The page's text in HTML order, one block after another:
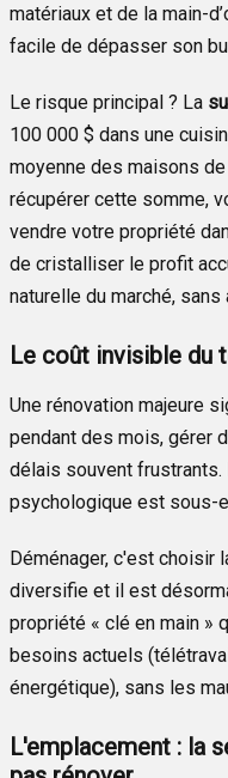
matériaux et de la main-
facile de dépasser son
Le risque principal ? La
100 000 $ dans une
moyenne des maisons
récupérer cette somme,
vendre votre propriété
de cristalliser le profit
naturelle du marché,
Le coût invisible du
Une rénovation majeure
pendant des mois, gérer
délais souvent
psychologique est sous-
Déménager, c'est choisir
diversifie et il est
propriété « clé en main »
besoins actuels
énergétique), sans les
L'emplacement : la